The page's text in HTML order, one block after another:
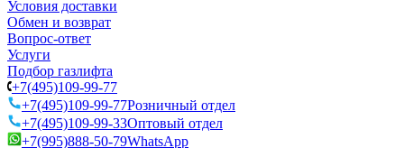
Условия доставки
Обмен и возврат
Вопрос-ответ
Услуги
Подбор газлифта
+7(495)109-99-77
+7(495)109-99-77Розничный отдел
+7(495)109-99-33Оптовый отдел
+7(995)888-50-79WhatsApp